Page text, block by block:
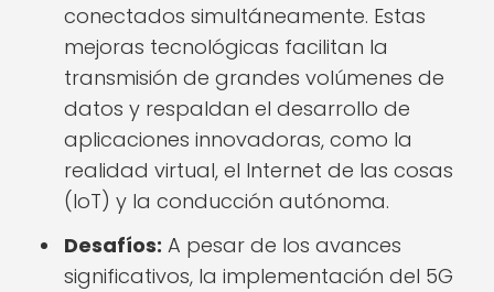
conectados simultáneamente. Estas
mejoras tecnológicas facilitan la
transmisión de grandes volúmenes de
datos y respaldan el desarrollo de
aplicaciones innovadoras, como la
realidad virtual, el Internet de las cosas
(IoT) y la conducción autónoma.
Desafíos: A pesar de los avances
significativos, la implementación del 5G